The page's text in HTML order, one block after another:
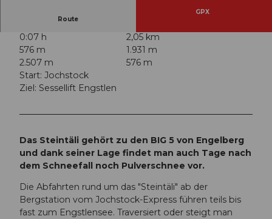
Route
GPX
0:07 h
2,05 km
576 m
1.931 m
2.507 m
576 m
Start: Jochstock
Ziel: Sessellift Engstlen
Das Steintäli gehört zu den BIG 5 von Engelberg
und dank seiner Lage findet man auch Tage nach
dem Schneefall noch Pulverschnee vor.
Die Abfahrten rund um das "Steintäli" ab der
Bergstation vom Jochstock-Express führen teils bis
fast zum Engstlensee. Traversiert oder steigt man